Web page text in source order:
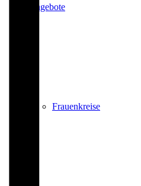
Angebote
Frauenkreise